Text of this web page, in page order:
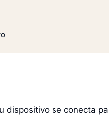
dispositivo se conecta